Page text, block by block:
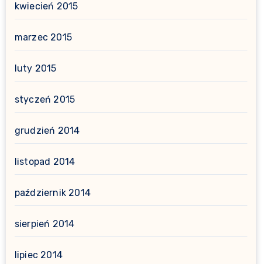
kwiecień 2015
marzec 2015
luty 2015
styczeń 2015
grudzień 2014
listopad 2014
październik 2014
sierpień 2014
lipiec 2014